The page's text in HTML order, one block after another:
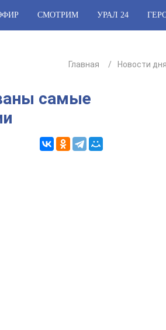
СМОТРИМ УРАЛ 24
Главная Новости дня
самые